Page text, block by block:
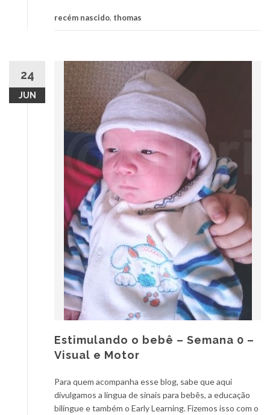
recém nascido, thomas
24
JUN
Estimulando o bebê – Semana 0 –
Visual e Motor
Para quem acompanha esse blog, sabe que aqui
divulgamos a língua de sinais para bebês, a educação
bilíngue e também o Early Learning. Fizemos isso com o